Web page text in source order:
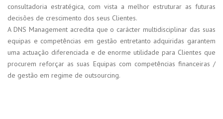
consultadoria estratégica, com vista a melhor estruturar as futuras
decisões de crescimento dos seus Clientes.
A DNS Management acredita que o carácter multidisciplinar das suas
equipas e competências em gestão entretanto adquiridas garantem
uma actuação diferenciada e de enorme utilidade para Clientes que
procurem reforçar as suas Equipas com competências financeiras /
de gestão em regime de outsourcing.